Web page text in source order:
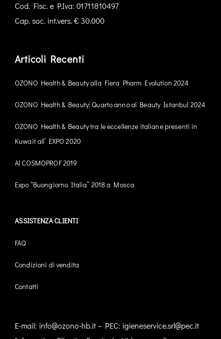
Cod. Fisc. e P.Iva: 01711810497
Cap. soc. int.vers. € 30.000
Articoli Recenti
OZONO Health & Beauty alla Fiera Pharm Evolution 2024
OZONO Health & Beauty: Quarto anno al Beauty Istanbul 2024
OZONO Health & Beauty tra le eccellenze italiane presenti in
Kuwait all’ EXPO 2020
Al COSMOPROF 2019
Expo “Buongiorno Italia” 2018 a Mosca
ASSISTENZA CLIENTI
FAQ
Condizioni di vendita
Contatti
E-mail: info@ozono-hb.it– PEC: igieneservice.srl@pec.it